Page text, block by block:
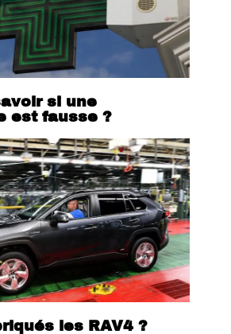
si une
est fausse ?
les RAV4 ?